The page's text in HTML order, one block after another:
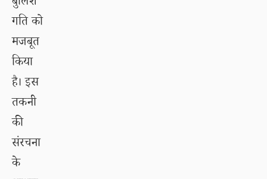
गति को
मजबूत
किया
है। इस
तकनी
की
संरचना
के